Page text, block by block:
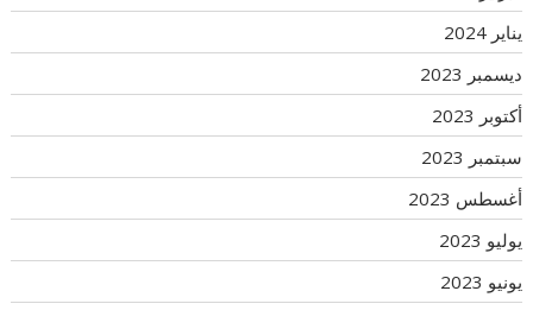
يناير 2024
ديسمبر 2023
أكتوبر 2023
سبتمبر 2023
أغسطس 2023
يوليو 2023
يونيو 2023